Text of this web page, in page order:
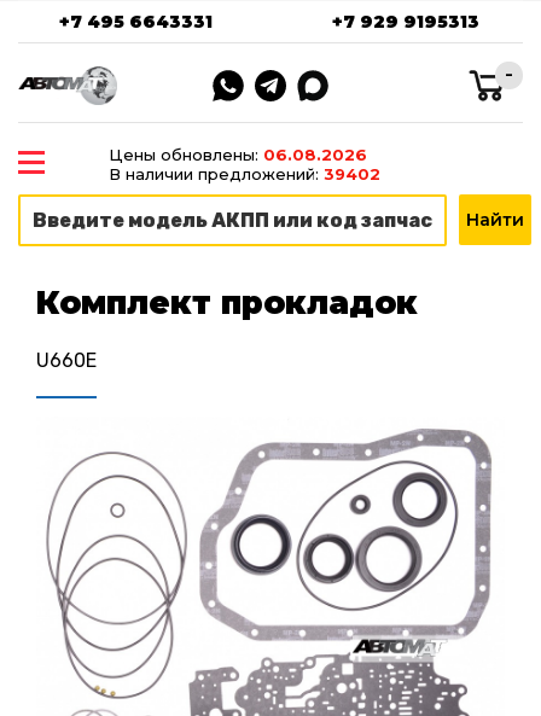
+7 495 6643331 +7 929 9195313
-
Цены обновлены: 06.08.2026
В наличии предложений: 39402
Комплект прокладок
U660E